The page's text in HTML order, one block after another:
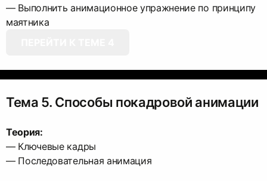
— Выполнить анимационное упражнение по принципу
Тема 5. Способы покадровой анимации
Теория:
— Ключевые кадры
— Последовательная анимация